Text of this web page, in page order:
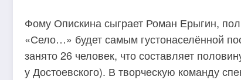
Фому Опискина сыграет Роман Ерыгин,
«Село…» будет самым густонаселённой
занято 26 человек, что составляет
у Достоевского). В творческую команду